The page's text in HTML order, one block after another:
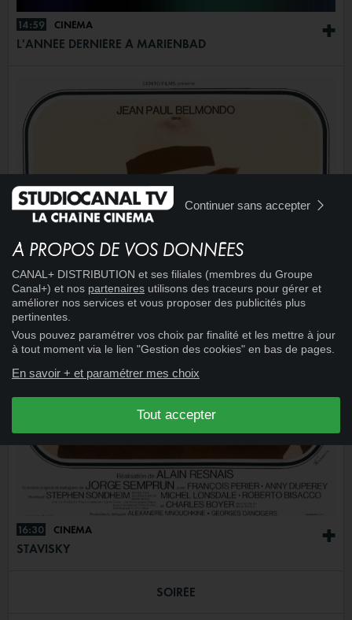
+
14:59 CINÉMA
L'ANNÉE DERNIÈRE À MARIENBAD
+
16:30 CINÉMA
STAVISKY
SOIRÉE
Continuer sans accepter
À PROPOS DE VOS DONNÉES
CANAL+ DISTRIBUTION et ses filiales (membres du Groupe
Canal+) et nos partenaires utilisons des traceurs pour gérer et
améliorer nos services et vous proposer des publicités plus
pertinentes.
Vous pouvez paramétrer vos choix par finalité et les mettre à jour
à tout moment via le lien "Gestion des cookies" en bas de pages.
En savoir + et paramétrer mes choix
Tout accepter